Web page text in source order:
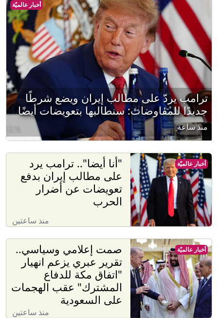
أخبار عالميّة
ترامب يردّ على مطالب إيران ويضع شرطًا
جديدًا للمفاوضات: سنطالبها بتعويضات أيضًا
منذ ساعة
"أنا أيضا".. ترامب يرد
على مطالب إيران بدفع
تعويضات عن أضرار
الحرب
منذ ساعتين
أخبار عالميّة
صمت إعلامي وسياسي..
تقرير عبري يزعم انهيار
"اتفاق مكة للدفاع
المشترك" عقب الهجمات
على السعودية
منذ ساعتين
أخبار عالميّة